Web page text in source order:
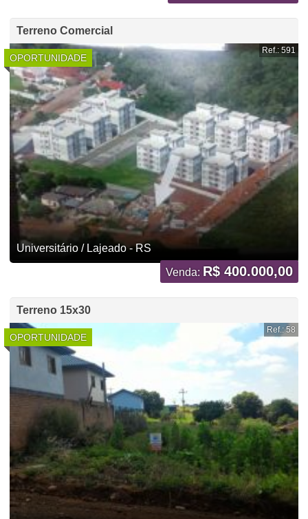
Terreno Comercial
OPORTUNIDADE
Ref.: 591
Universitário / Lajeado - RS
Venda: R$ 400.000,00
Terreno 15x30
OPORTUNIDADE
Ref.: 58